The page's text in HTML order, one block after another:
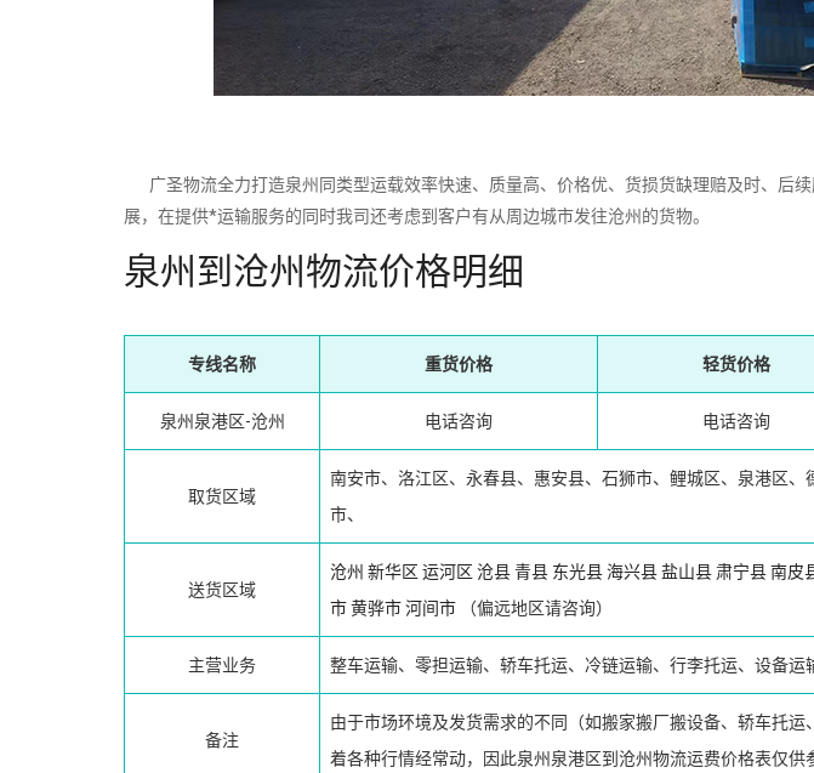
广圣物流全力打造泉州同类型运载效率快速、质量高、价格优、货损货缺理赔及时、后
展，在提供*运输服务的同时我司还考虑到客户有从周边城市发往沧州的货物。
泉州到沧州物流价格明细
专线名称 重货价格 轻货价格
泉州泉港区-沧州 电话咨询 电话咨询
取货区域
南安市、洛江区、永春县、惠安县、石狮市、鲤城区、泉港区
市、
送货区域
沧州 新华区 运河区 沧县青县 东光县海兴县盐山县肃宁县南皮
市黄骅市河间市 （偏远地区请咨询）
主营业务 整车运输、零担运输、轿车托运、冷链运输、行李托运、设备运
备注
由于市场环境及发货需求的不同（如搬家搬厂搬设备、轿车托
着各种行情经常动，因此泉州泉港区到沧州物流运费价格表仅